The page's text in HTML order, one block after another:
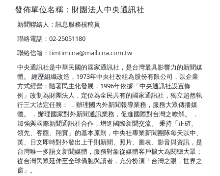
發佈單位名稱：財團法人中央通訊社
新聞聯絡人：訊息服務核稿員
聯絡電話：02-25051180
聯絡信箱： timtimcna@mail.cna.com.tw
中央通訊社是中華民國的國家通訊社，是台灣最具影響力的新聞媒
體。 經歷組織改造，1973年中央社改組為股份有限公司，以企業
方式經營；隨著民主化發展，1996年依據「中央通訊社設置條
例」改制為財團法人，定位為全民共有的國家通訊社，獨立超然執
行三大法定任務： ．辦理國內外新聞報導業務，服務大眾傳播媒
體。 ．辦理國家對外新聞通訊業務，促進國際對台灣之瞭解。 ．
加強與國際新聞通訊社合作，增進國際新聞交流。 秉持「正確、
領先、客觀、翔實」的基本原則，中央社專業新聞團隊每天以中、
英、日文即時對外發出上千則新聞、照片、圖表、影音與資訊，是
台灣唯一多語文新聞媒體，服務對象從媒體客戶擴大為閱聽大眾；
從台灣民眾延伸至全球僑胞與讀者，充分扮演「台灣之眼，世界之
窗」。